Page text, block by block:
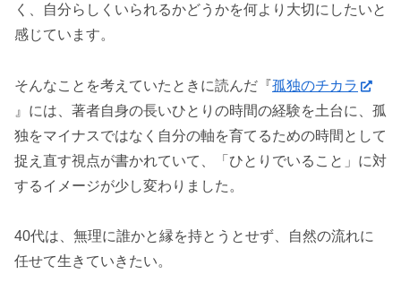
く、自分らしくいられるかどうかを何より大切にしたいと
感じています。
そんなことを考えていたときに読んだ『孤独のチカラ
』には、著者自身の長いひとりの時間の経験を土台に、孤
独をマイナスではなく自分の軸を育てるための時間として
捉え直す視点が書かれていて、「ひとりでいること」に対
するイメージが少し変わりました。
40代は、無理に誰かと縁を持とうとせず、自然の流れに
任せて生きていきたい。